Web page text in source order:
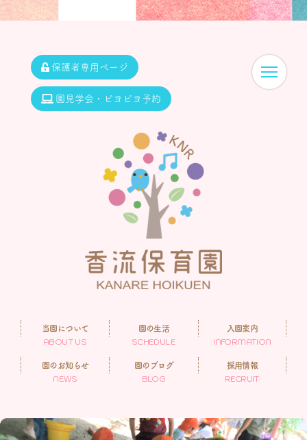
保護者専用ページ
園見学会・ピヨピヨ予約
当園について
ABOUT US
園の生活
SCHEDULE
入園案内
INFORMATION
園のお知らせ
NEWS
園のブログ
BLOG
採用情報
RECRUIT